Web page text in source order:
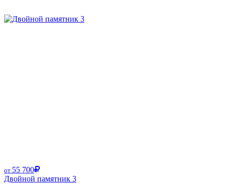
от 55 700
Двойной памятник 3